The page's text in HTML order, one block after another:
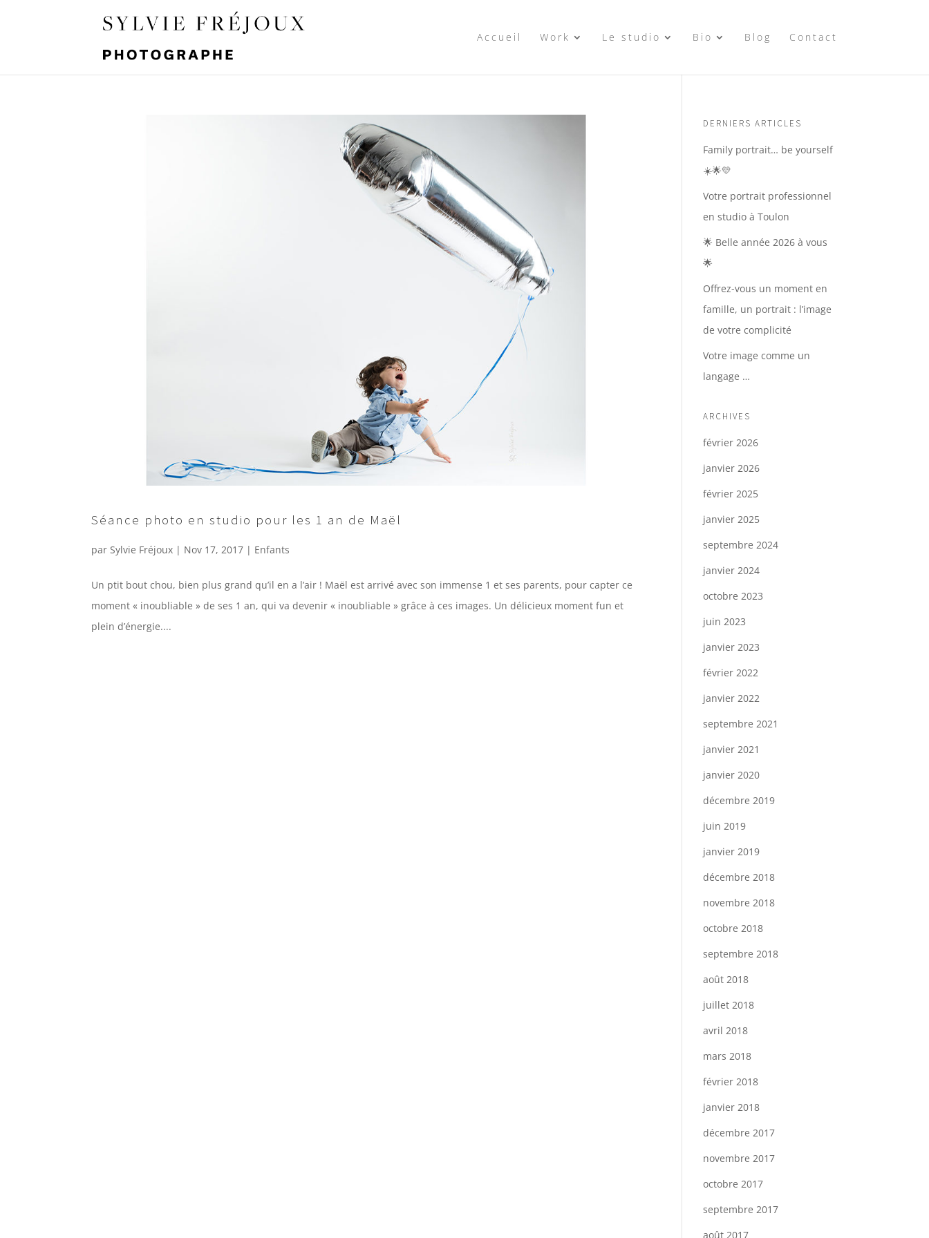
Accueil Work Le studio Bio Blog Contact
Séance photo en studio pour les 1 an de Maël
par Sylvie Fréjoux | Nov 17, 2017 | Enfants
Un ptit bout chou, bien plus grand qu’il en a l’air ! Maël est arrivé avec son immense 1 et ses parents, pour capter ce
moment « inoubliable » de ses 1 an, qui va devenir « inoubliable » grâce à ces images. Un délicieux moment fun et
plein d’énergie....
DERNIERS ARTICLES
Family portrait… be yourself
☀️🌟💛
Votre portrait professionnel
en studio à Toulon
🌟 Belle année 2026 à vous
🌟
Offrez-vous un moment en
famille, un portrait : l’image
de votre complicité
Votre image comme un
langage …
ARCHIVES
février 2026
janvier 2026
février 2025
janvier 2025
septembre 2024
janvier 2024
octobre 2023
juin 2023
janvier 2023
février 2022
janvier 2022
septembre 2021
janvier 2021
janvier 2020
décembre 2019
juin 2019
janvier 2019
décembre 2018
novembre 2018
octobre 2018
septembre 2018
août 2018
juillet 2018
avril 2018
mars 2018
février 2018
janvier 2018
décembre 2017
novembre 2017
octobre 2017
septembre 2017
août 2017